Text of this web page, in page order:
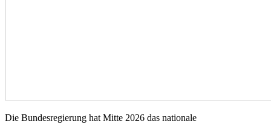
Die Bundesregierung hat Mitte 2026 das nationale